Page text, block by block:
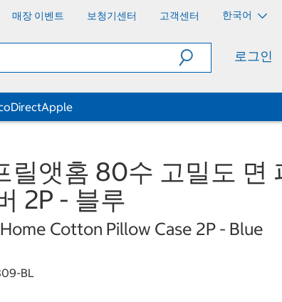
매장 이벤트 보청기센터 고객센터 한국어
로그인
Apple
릴앳홈 80수 고밀도 면
2P - 블루
Cotton Pillow Case 2P - Blue
BL